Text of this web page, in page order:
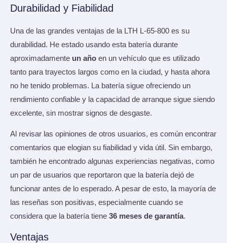
Durabilidad y Fiabilidad
Una de las grandes ventajas de la LTH L-65-800 es su
durabilidad. He estado usando esta batería durante
aproximadamente un año en un vehículo que es utilizado
tanto para trayectos largos como en la ciudad, y hasta ahora
no he tenido problemas. La batería sigue ofreciendo un
rendimiento confiable y la capacidad de arranque sigue siendo
excelente, sin mostrar signos de desgaste.
Al revisar las opiniones de otros usuarios, es común encontrar
comentarios que elogian su fiabilidad y vida útil. Sin embargo,
también he encontrado algunas experiencias negativas, como
un par de usuarios que reportaron que la batería dejó de
funcionar antes de lo esperado. A pesar de esto, la mayoría de
las reseñas son positivas, especialmente cuando se
considera que la batería tiene 36 meses de garantía.
Ventajas